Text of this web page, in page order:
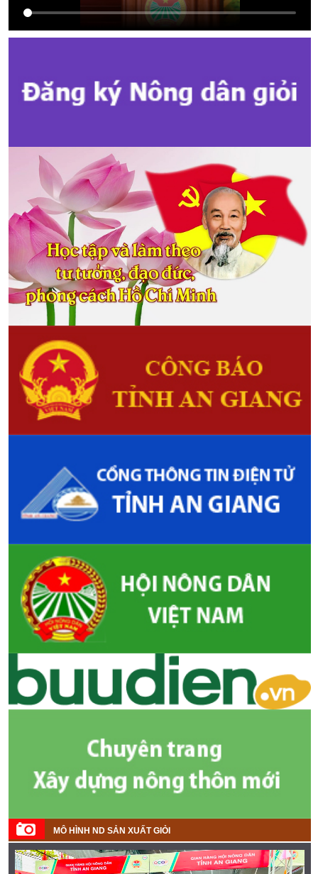
Hướng dẫn tuyên truyền cuộc bầu cử ĐB Quốc hội khóa XVI và ĐB
Hội đồng nhân dân các cấp nhiệm kỳ 2026 - 2031
MÔ HÌNH ND SẢN XUẤT GIỎI